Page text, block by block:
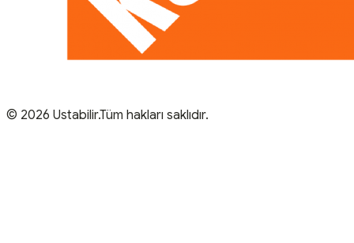
© 2026 Ustabilir.Tüm hakları saklıdır.